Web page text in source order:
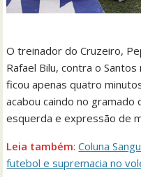
O treinador do Cruzeiro,
Rafael Bilu, contra o
ficou apenas quatro
acabou caindo no gramado
esquerda e expressão de
Leia também: Coluna
futebol e supremacia no